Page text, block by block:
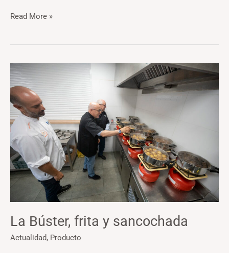
Read More »
La Búster, frita y sancochada
Actualidad, Producto
La
Búster,
frita
y
sancochada